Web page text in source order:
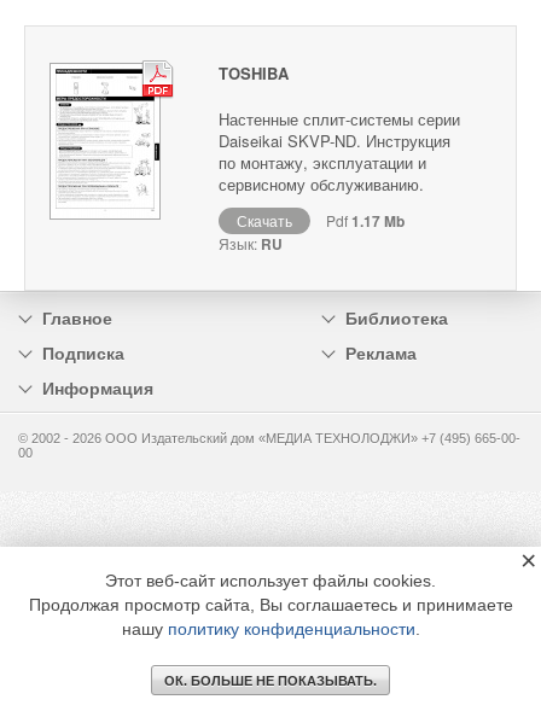
TOSHIBA
Настенные сплит-системы серии
Daiseikai SKVP-ND. Инструкция
по монтажу, эксплуатации и
сервисному обслуживанию.
Скачать Pdf1.17 Mb
Язык: RU
Главное
Библиотека
Подписка
Реклама
Информация
© 2002 - 2026 OOO Издательский дом «МЕДИА ТЕХНОЛОДЖИ» +7 (495) 665-00-
00
Этот веб-сайт использует файлы cookies.
Продолжая просмотр сайта, Вы соглашаетесь и принимаете
нашу политику конфиденциальности
ОК. БОЛЬШЕ НЕ ПОКАЗЫВАТЬ.
×